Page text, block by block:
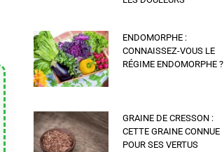
ENDOMORPHE :
CONNAISSEZ-VOUS LE
RÉGIME ENDOMORPHE ?
GRAINE DE CRESSON :
CETTE GRAINE CONNUE
POUR SES VERTUS